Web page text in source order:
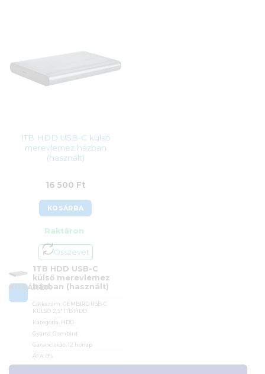
1TB HDD USB-C külső
merevlemez házban
(használt)
16 500 Ft
KOSÁRBA
Raktáron
Összevet
KOSÁRBA
1TB HDD USB-C
külső merevlemez
házban (használt)
Cikkszám:GEMBIRD USB-C
KÜLSŐ 2,5" 1TB HDD
Kategória: HDD
Gyártó:Gembird
Garanciaidő:12 hónap
ÁFA:0%